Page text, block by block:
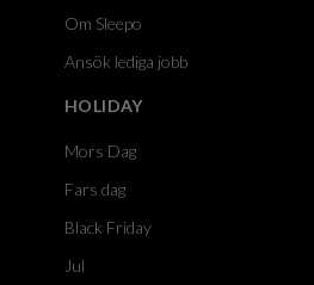
Om Sleepo
Ansök lediga jobb
HOLIDAY
Mors Dag
Fars dag
Black Friday
Jul